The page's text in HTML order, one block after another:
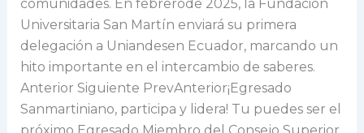
comunidades. En febrerode 2025, la Fundación
Universitaria San Martín enviará su primera
delegación a Uniandesen Ecuador, marcando un
hito importante en el intercambio de saberes.
Anterior Siguiente PrevAnterior¡Egresado
Sanmartiniano, participa y lidera! Tu puedes ser el